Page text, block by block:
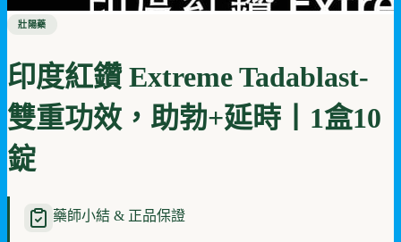
壯陽藥
印度紅鑽 Extreme Tadablast-
雙重功效，助勃+延時丨1盒10
錠
藥師小結 & 正品保證